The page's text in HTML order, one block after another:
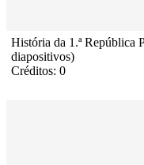
História da 1.ª República
diapositivos)
Créditos: 0